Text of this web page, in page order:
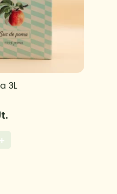
3L
+